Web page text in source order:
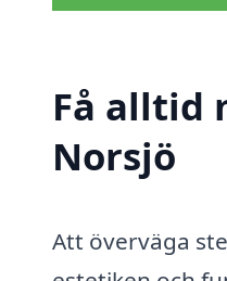
Få alltid
Norsjö
Att överväga